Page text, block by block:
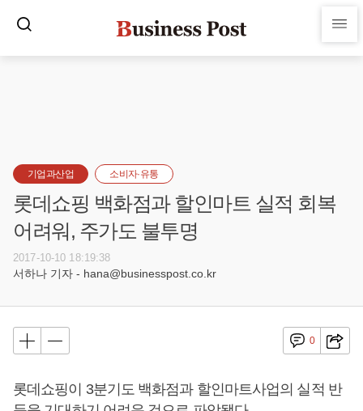
기업과산업 소비자·유통
롯데쇼핑 백화점과 할인마트 실적 회복
어려워, 주가도 불투명
2017-10-10 18:19:38
서하나 기자 - hana@businesspost.co.kr
0
롯데쇼핑이 3분기도 백화점과 할인마트사업의 실적 반